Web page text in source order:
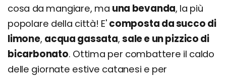
cosa da mangiare, ma una bevanda, la più
popolare della città! E' composta da succo di
limone, acqua gassata, sale e un pizzico di
bicarbonato. Ottima per combattere il caldo
delle giornate estive catanesi e per